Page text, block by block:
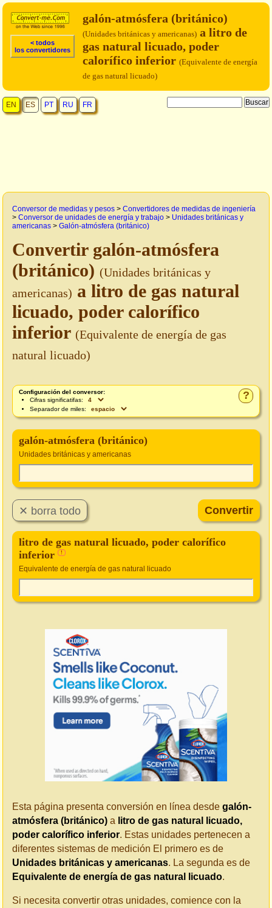
< todos
los convertidores
galón-atmósfera (británico)
(Unidades británicas y americanas) a litro de
gas natural licuado, poder
calorífico inferior (Equivalente de energía
de gas natural licuado)
EN ES PT RU FR
Conversor de medidas y pesos > Convertidores de medidas de ingeniería
> Conversor de unidades de energía y trabajo > Unidades británicas y
americanas > Galón-atmósfera (británico)
Convertir galón-atmósfera
(británico) (Unidades británicas y
americanas) a litro de gas natural
licuado, poder calorífico
inferior (Equivalente de energía de gas
natural licuado)
?
Configuración del conversor:
Cifras significatifas:
Separador de miles:
galón-atmósfera (británico)
Unidades británicas y americanas
litro de gas natural licuado, poder calorífico
inferior
!
Equivalente de energía de gas natural licuado
Esta página presenta conversión en línea desde galón-
atmósfera (británico) a litro de gas natural licuado,
poder calorífico inferior. Estas unidades pertenecen a
diferentes sistemas de medición El primero es de
Unidades británicas y americanas. La segunda es de
Equivalente de energía de gas natural licuado.
Si necesita convertir otras unidades, comience con la